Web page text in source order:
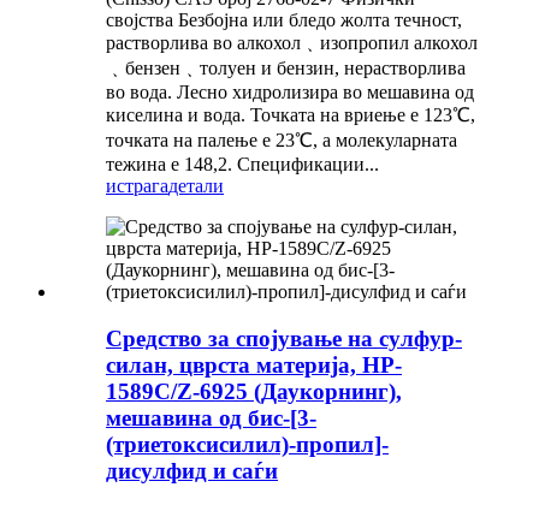
својства Безбојна или бледо жолта течност,
растворлива во алкохол﹑изопропил алкохол
﹑бензен﹑толуен и бензин, нерастворлива
во вода. Лесно хидролизира во мешавина од
киселина и вода. Точката на вриење е 123℃,
точката на палење е 23℃, а молекуларната
тежина е 148,2. Спецификации...
истрагадетали
Средство за спојување на сулфур-
силан, цврста материја, HP-
1589C/Z-6925 (Даукорнинг),
мешавина од бис-[3-
(триетоксисилил)-пропил]-
дисулфид и саѓи